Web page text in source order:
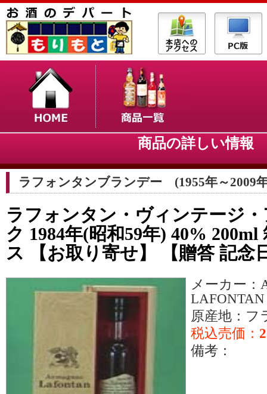
商品の詳しい情
ラフォンタンブランデー (1955年～2009
ラフォンタン・ヴィンテージ
ク 1984年(昭和59年) 40%
ス 【お取り寄せ】 【贈答 記
メーカー：
LAFONTAN
原産地：フ
税込売価：
備考：